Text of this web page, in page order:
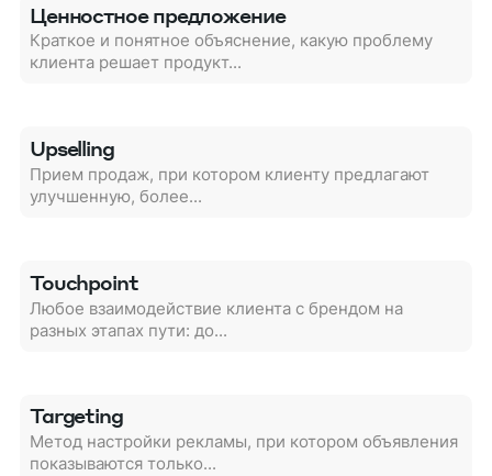
Ценностное предложение
Краткое и понятное объяснение, какую проблему
клиента решает продукт...
Upselling
Прием продаж, при котором клиенту предлагают
улучшенную, более...
Touchpoint
Любое взаимодействие клиента с брендом на
разных этапах пути: до...
Targeting
Метод настройки рекламы, при котором объявления
показываются только...